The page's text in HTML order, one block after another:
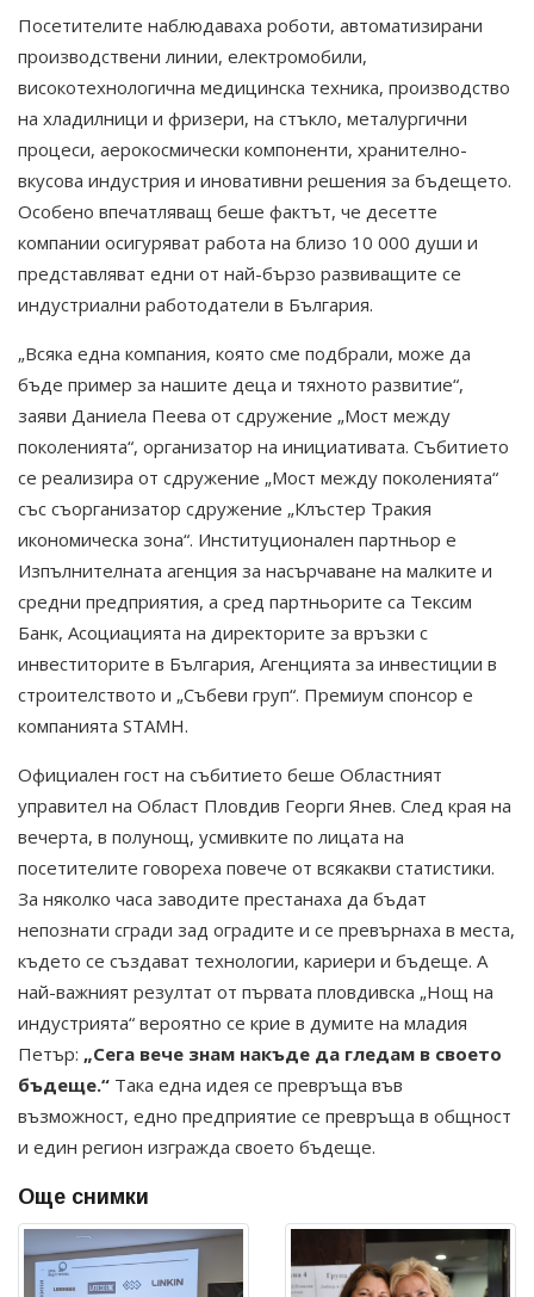
Посетителите наблюдаваха роботи, автоматизирани
производствени линии, електромобили,
високотехнологична медицинска техника, производство
на хладилници и фризери, на стъкло, металургични
процеси, аерокосмически компоненти, хранително-
вкусова индустрия и иновативни решения за бъдещето.
Особено впечатляващ беше фактът, че десетте
компании осигуряват работа на близо 10 000 души и
представляват едни от най-бързо развиващите се
индустриални работодатели в България.
„Всяка една компания, която сме подбрали, може да
бъде пример за нашите деца и тяхното развитие“,
заяви Даниела Пеева от сдружение „Мост между
поколенията“, организатор на инициативата. Събитието
се реализира от сдружение „Мост между поколенията“
със съорганизатор сдружение „Клъстер Тракия
икономическа зона“. Институционален партньор е
Изпълнителната агенция за насърчаване на малките и
средни предприятия, а сред партньорите са Тексим
Банк, Асоциацията на директорите за връзки с
инвеститорите в България, Агенцията за инвестиции в
строителството и „Събеви груп“. Премиум спонсор е
компанията STAMH.
Официален гост на събитието беше Областният
управител на Област Пловдив Георги Янев. След края на
вечерта, в полунощ, усмивките по лицата на
посетителите говореха повече от всякакви статистики.
За няколко часа заводите престанаха да бъдат
непознати сгради зад оградите и се превърнаха в места,
където се създават технологии, кариери и бъдеще. А
най-важният резултат от първата пловдивска „Нощ на
индустрията“ вероятно се крие в думите на младия
Петър: „Сега вече знам накъде да гледам в своето
бъдеще.“ Така една идея се превръща във
възможност, едно предприятие се превръща в общност
и един регион изгражда своето бъдеще.
Още снимки